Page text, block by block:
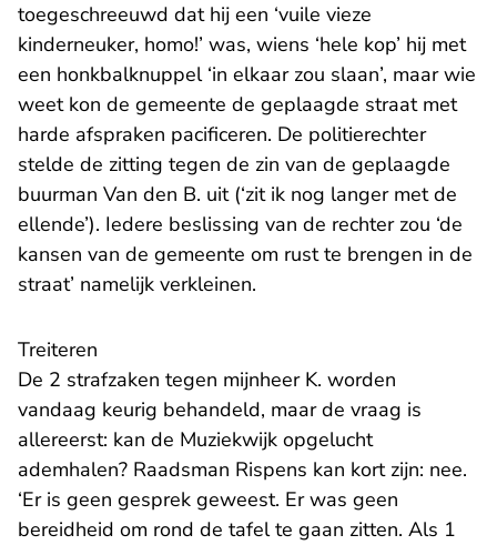
toegeschreeuwd dat hij een ‘vuile vieze
kinderneuker, homo!’ was, wiens ‘hele kop’ hij met
een honkbalknuppel ‘in elkaar zou slaan’, maar wie
weet kon de gemeente de geplaagde straat met
harde afspraken pacificeren. De politierechter
stelde de zitting tegen de zin van de geplaagde
buurman Van den B. uit (‘zit ik nog langer met de
ellende’). Iedere beslissing van de rechter zou ‘de
kansen van de gemeente om rust te brengen in de
straat’ namelijk verkleinen.
Treiteren
De 2 strafzaken tegen mijnheer K. worden
vandaag keurig behandeld, maar de vraag is
allereerst: kan de Muziekwijk opgelucht
ademhalen? Raadsman Rispens kan kort zijn: nee.
‘Er is geen gesprek geweest. Er was geen
bereidheid om rond de tafel te gaan zitten. Als 1